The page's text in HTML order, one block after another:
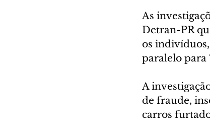
As
Detran-PR
os
paralelo para
A
de fraude,
carros